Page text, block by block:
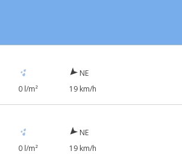
0 l/m²
NE
19 km/h
0 l/m²
NE
19 km/h